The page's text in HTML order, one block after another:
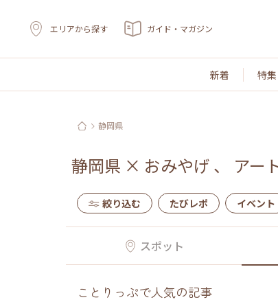
エリアから探す ガイド・マガジン
新着 特集
静岡県
静岡県 × おみやげ 、 アー
絞り込む たびレポ イベント
スポット
ことりっぷで人気の記事